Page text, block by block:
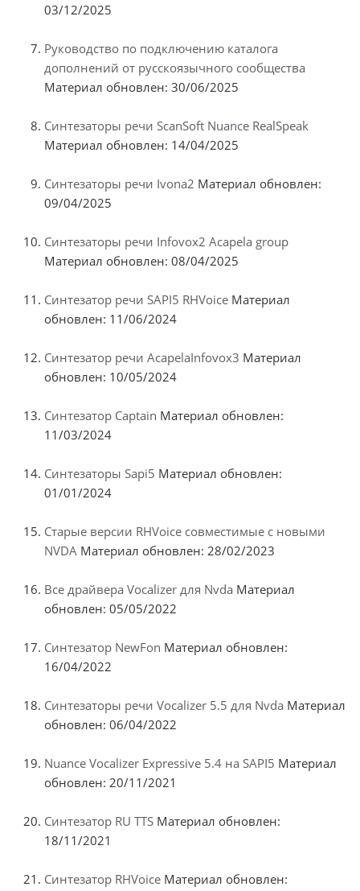
03/12/2025
Руководство по подключению каталога
дополнений от русскоязычного сообщества
Материал обновлен: 30/06/2025
Синтезаторы речи ScanSoft Nuance RealSpeak
Материал обновлен: 14/04/2025
Синтезаторы речи Ivona2 Материал обновлен:
09/04/2025
Синтезаторы речи Infovox2 Acapela group
Материал обновлен: 08/04/2025
Синтезатор речи SAPI5 RHVoice Материал
обновлен: 11/06/2024
Синтезатор речи AcapelaInfovox3 Материал
обновлен: 10/05/2024
Синтезатор Captain Материал обновлен:
11/03/2024
Синтезаторы Sapi5 Материал обновлен:
01/01/2024
Старые версии RHVoice совместимые с новыми
NVDA Материал обновлен: 28/02/2023
Все драйвера Vocalizer для Nvda Материал
обновлен: 05/05/2022
Синтезатор NewFon Материал обновлен:
16/04/2022
Синтезаторы речи Vocalizer 5.5 для Nvda Материал
обновлен: 06/04/2022
Nuance Vocalizer Expressive 5.4 на SAPI5 Материал
обновлен: 20/11/2021
Синтезатор RU TTS Материал обновлен:
18/11/2021
Синтезатор RHVoice Материал обновлен: